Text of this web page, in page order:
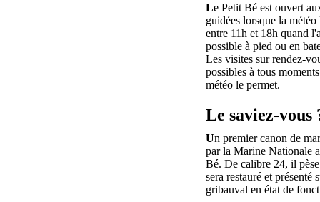
Le Petit Bé est ouvert
guidées lorsque la météo
entre 11h et 18h quand
possible à pied ou en
Les visites sur rendez-
possibles à tous
météo le permet.
Le saviez-vous
Un premier canon de
par la Marine Nationale
Bé. De calibre 24, il
sera restauré et présenté
gribauval en état de